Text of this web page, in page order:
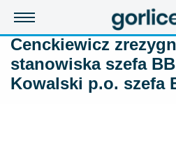
Cenckiewicz
stanowiska szefa
Kowalski p.o. szefa